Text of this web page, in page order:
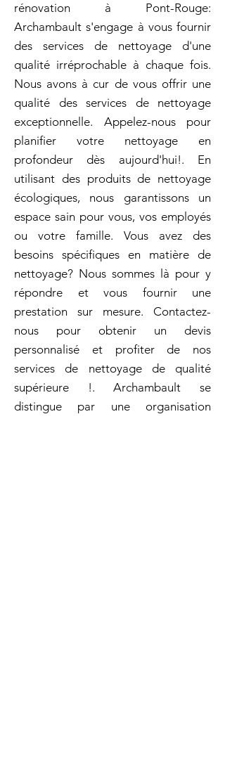
rénovation à Pont-Rouge:
Archambault s'engage à vous fournir
des services de nettoyage d'une
qualité irréprochable à chaque fois.
Nous avons à cur de vous offrir une
qualité des services de nettoyage
exceptionnelle. Appelez-nous pour
planifier votre nettoyage en
profondeur dès aujourd'hui!. En
utilisant des produits de nettoyage
écologiques, nous garantissons un
espace sain pour vous, vos employés
ou votre famille. Vous avez des
besoins spécifiques en matière de
nettoyage? Nous sommes là pour y
répondre et vous fournir une
prestation sur mesure. Contactez-
nous pour obtenir un devis
personnalisé et profiter de nos
services de nettoyage de qualité
supérieure !. Archambault se
distingue par une organisation